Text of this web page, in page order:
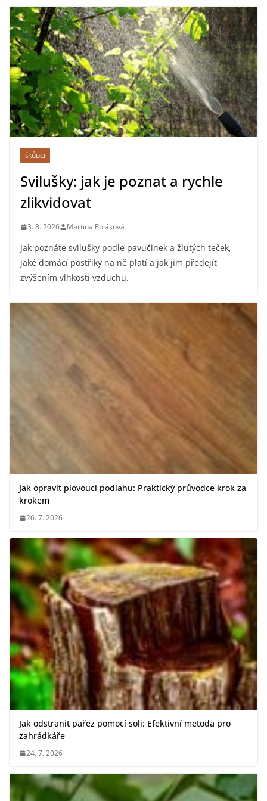
ŠKŮDCI
Svilušky: jak je poznat a rychle
zlikvidovat
3. 8. 2026 Martina Poláková
Jak poznáte svilušky podle pavučinek a žlutých teček,
jaké domácí postřiky na ně platí a jak jim předejít
zvýšením vlhkosti vzduchu.
Jak opravit plovoucí podlahu: Praktický průvodce krok za
krokem
26. 7. 2026
Jak odstranit pařez pomocí soli: Efektivní metoda pro
zahrádkáře
24. 7. 2026